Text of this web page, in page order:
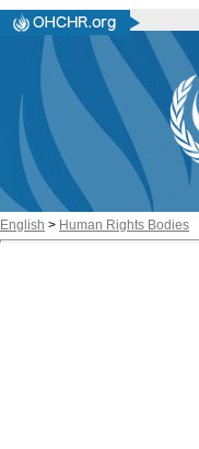
English > Human Rights Bodies